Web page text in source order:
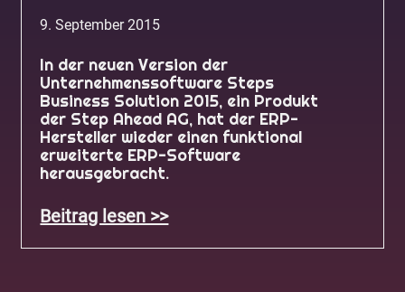
9. September 2015
In der neuen Version der
Unternehmenssoftware Steps
Business Solution 2015, ein Produkt
der Step Ahead AG, hat der ERP-
Hersteller wieder einen funktional
erweiterte ERP-Software
herausgebracht.
Beitrag lesen >>